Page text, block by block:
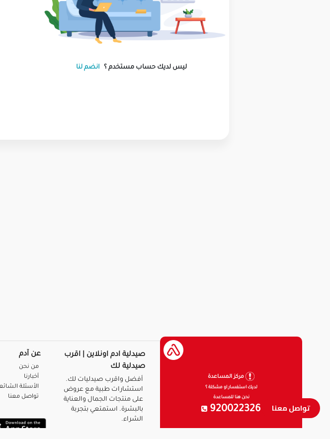
ليس لديك حساب مستخدم ؟ انضم لنا
تواصل معنا
مركز المساعدة
لديك استفسار او مشكلة ؟
نحن هنا للمساعدة
920022326
صيدلية ادم اونلاين | اقرب
صيدلية لك
أفضل واقرب صيدليات لك.
استشارات طبية مع عروض
على منتجات الجمال والعناية
بالبشرة. استمتعي بتجربة
الشراء.
عن آدم
من نحن
أخبارنا
الأسئلة
تواصل معنا